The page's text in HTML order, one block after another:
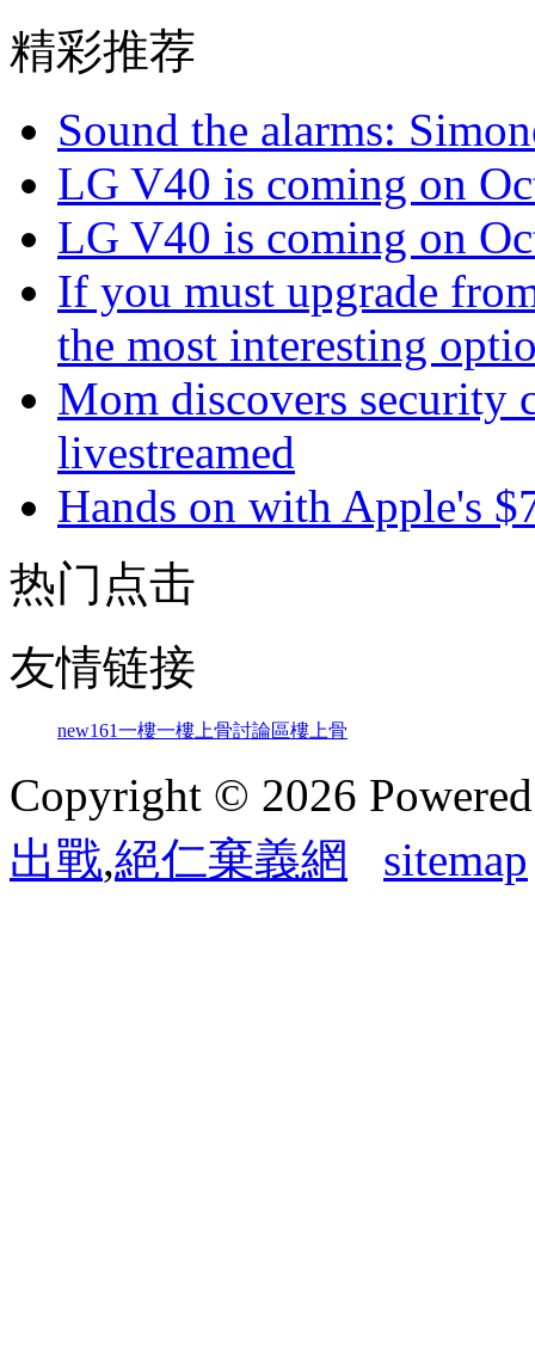
精彩推荐
Sound the alarms:
LG V40 is coming on
LG V40 is coming on
If you must upgrade
the most interesting
Mom discovers security
livestreamed
Hands on with Apple's
热门点击
友情链接
new161一樓一樓上骨討論區樓上骨
Copyright © 2026
出戰,絕仁棄義網 sitemap